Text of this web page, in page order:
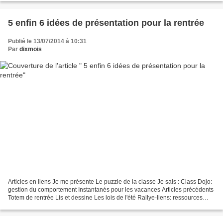
5 enfin 6 idées de présentation pour la rentrée
Publié le 13/07/2014 à 10:31
Par dixmois
Articles en liens Je me présente Le puzzle de la classe Je sais : Class Dojo:
gestion du comportement Instantanés pour les vacances Articles précédents
Totem de rentrée Lis et dessine Les lois de l'été Rallye-liens: ressources